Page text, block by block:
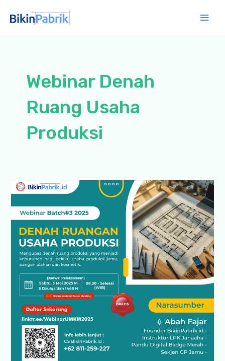
Webinar Denah
Ruang Usaha
Produksi